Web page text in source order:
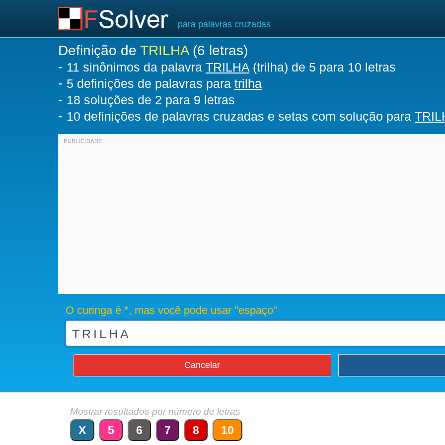
para palavras cruzadas
Definição de TRILHA(6 letras)
- 11 sinônimos da palavra TRILHA (trilha) de 5 para 10 letras
- 5 definições de palavras para trilha
- 18 soluções de 2 para 9 letras
- 10 definições de palavras cruzadas e setas com solução para
O curinga é *, mas você pode usar "espaço"
Cancelar
Mostrar resultados por número de letras
X 5 6 7 8 10